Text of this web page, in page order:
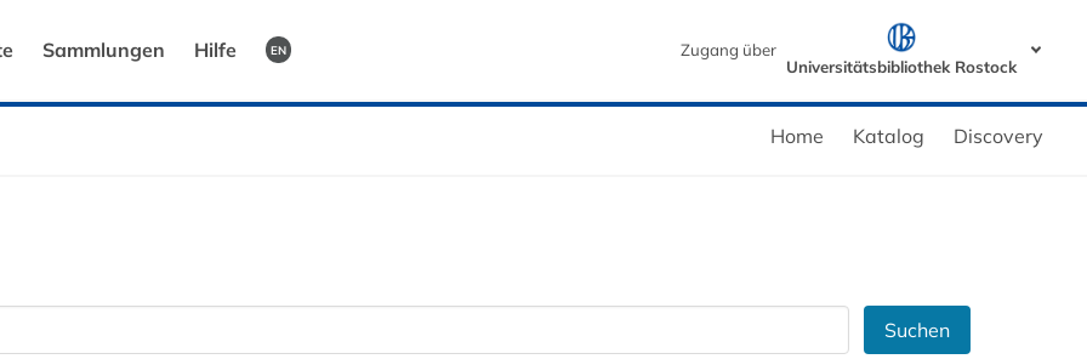
Sammlungen Hilfe EN
Zugang über
Universitätsbibliothek Rostock
Home Katalog Discovery
Suchen